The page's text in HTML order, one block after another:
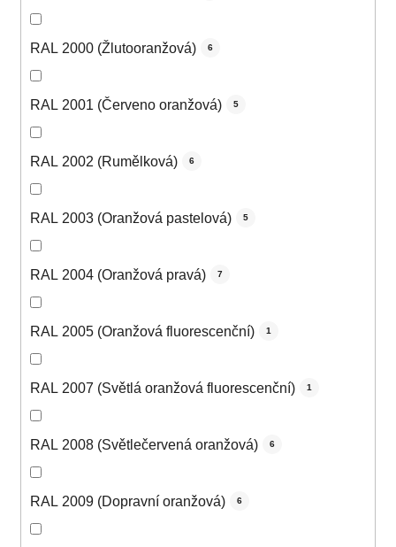
RAL 2000 (Žlutooranžová) 6
RAL 2001 (Červeno oranžová) 5
RAL 2002 (Rumělková) 6
RAL 2003 (Oranžová pastelová) 5
RAL 2004 (Oranžová pravá) 7
RAL 2005 (Oranžová fluorescenční) 1
RAL 2007 (Světlá oranžová fluorescenční) 1
RAL 2008 (Světlečervená oranžová) 6
RAL 2009 (Dopravní oranžová) 6